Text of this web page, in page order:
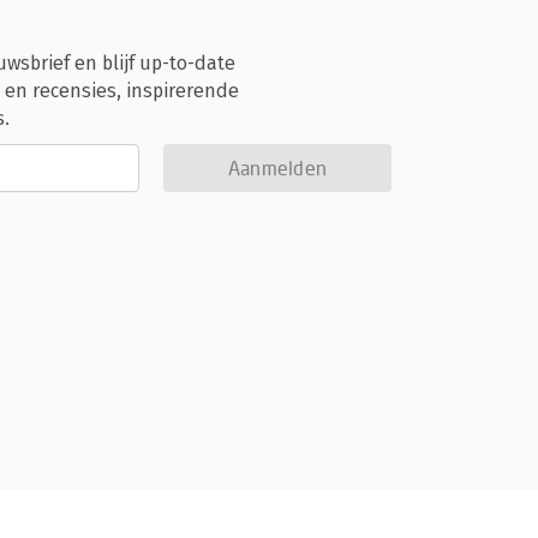
en blijf up-to-date
recensies, inspirerende
Aanmelden